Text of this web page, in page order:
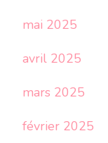
mai 2025
avril 2025
mars 2025
février 2025